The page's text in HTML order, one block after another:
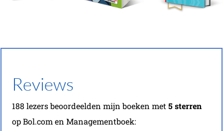
Reviews
188 lezers beoordeelden mijn boeken met5 sterren
op Bol.com en Managementboek: